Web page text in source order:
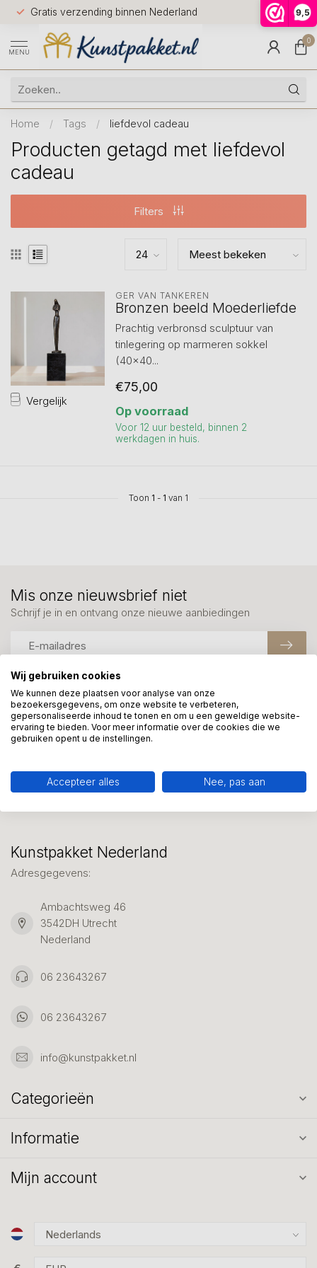
9,5
Gratis verzending binnen Nederland
Voor
huis
9.5
MENU
0
Home / Tags / liefdevol cadeau
Producten getagd met liefdevol
cadeau
Filters
Vergelijk
GER VAN TANKEREN
Bronzen beeld Moederliefde
Prachtig verbronsd sculptuur van
tinlegering op marmeren sokkel
(40x40...
€75,00
Op voorraad
Voor 12 uur besteld, binnen 2
werkdagen in huis.
Toon 1 - 1 van 1
Meer informatie?
We helpen graag met uw keuze of geven advies, bel of app
ons 7 dagen per week: 06-23643267
Klantenservice
Mis onze nieuwsbrief niet
Schrijf je in en ontvang onze nieuwe aanbiedingen
Kunstpakket Nederland
Adresgegevens:
Ambachtsweg 46
3542DH Utrecht
Nederland
06 23643267
06 23643267
info@kunstpakket.nl
Categorieën
Informatie
Mijn account
Wij gebruiken cookies
We kunnen deze plaatsen voor analyse van onze
bezoekersgegevens, om onze website te verbeteren,
gepersonaliseerde inhoud te tonen en om u een geweldige website-
ervaring te bieden. Voor meer informatie over de cookies die we
gebruiken opent u de instellingen.
Accepteer alles Nee, pas aan